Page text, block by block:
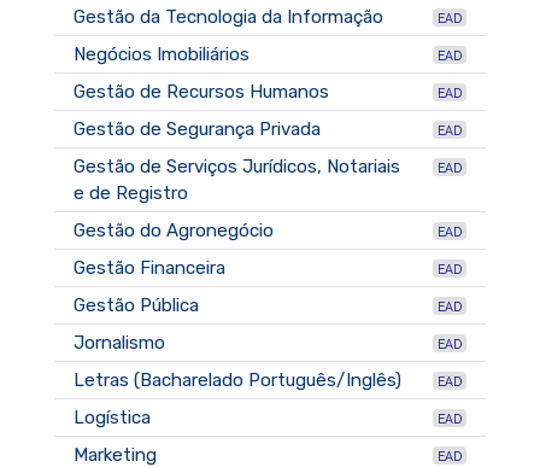
Gestão da Tecnologia da Informação EAD
Negócios Imobiliários EAD
Gestão de Recursos Humanos EAD
Gestão de Segurança Privada EAD
Gestão de Serviços Jurídicos, Notariais
e de Registro
EAD
Gestão do Agronegócio EAD
Gestão Financeira EAD
Gestão Pública EAD
Jornalismo EAD
Letras (Bacharelado Português/Inglês) EAD
Logística EAD
Marketing EAD